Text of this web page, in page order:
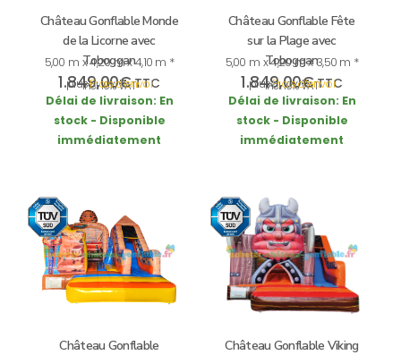
Château Gonflable Monde
de la Licorne avec
Toboggan
5,00 m x 4,20 m x 4,10 m *
1.849,00€TTC
incl. 19% VAT
plusFrais d’envoi
Délai de livraison: En
stock - Disponible
immédiatement
Château Gonflable Fête
sur la Plage avec
Toboggan
5,00 m x 4,20 m x 3,50 m *
1.849,00€TTC
incl. 19% VAT
plusFrais d’envoi
Délai de livraison: En
stock - Disponible
immédiatement
Château Gonflable
Château Gonflable Viking